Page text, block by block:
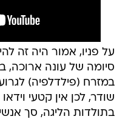
על פניו, אמור היה זה
סיומה של עונה ארוכה,
במזרח (פילדלפיה)
שודר, לכן אין קטעי
בתולדות הליגה, סך